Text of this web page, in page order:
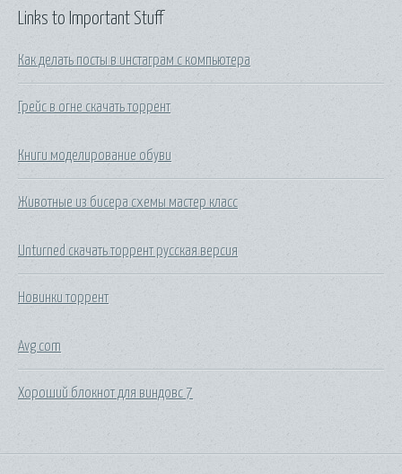
Links to Important Stuff
Как делать посты в инстаграм с компьютера
Грейс в огне скачать торрент
Книги моделирование обуви
Животные из бисера схемы мастер класс
Unturned скачать торрент русская версия
Новинки торрент
Avg com
Хороший блокнот для виндовс 7